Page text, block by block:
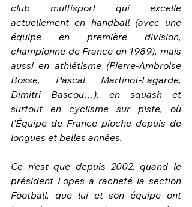
club multisport qui excelle
actuellement en handball (avec une
équipe en première division,
championne de France en 1989), mais
aussi en athlétisme (Pierre-Ambroise
Bosse, Pascal Martinot-Lagarde,
Dimitri Bascou…), en squash et
surtout en cyclisme sur piste, où
l'Équipe de France pioche depuis de
longues et belles années.
Ce n’est que depuis 2002, quand le
président Lopes a racheté la section
Football, que lui et son équipe ont